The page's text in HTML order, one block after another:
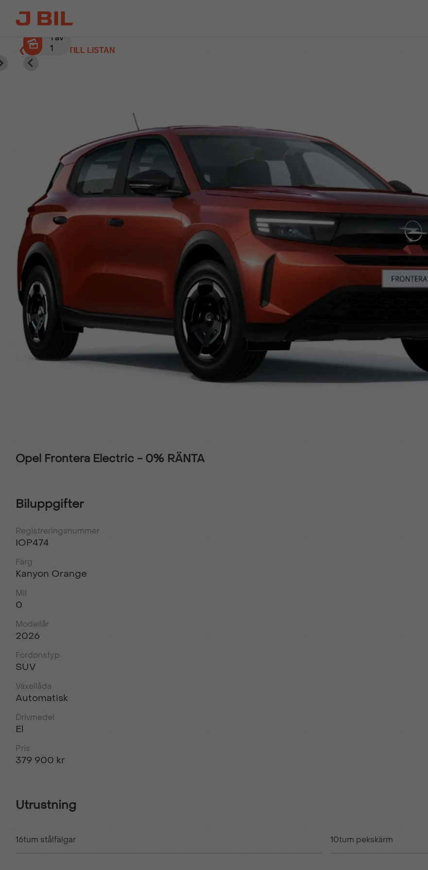
❮ TILLBAKA TILL LISTAN
1av
1
Opel Frontera Electric - 0% RÄNTA
Biluppgifter
Registreringsnummer
IOP474
Färg
Kanyon Orange
Mil
0
Modellår
2026
Fordonstyp
SUV
Växellåda
Automatisk
Drivmedel
El
Pris
379 900 kr
Utrustning
16tum stålfälgar 10tum pekskärm